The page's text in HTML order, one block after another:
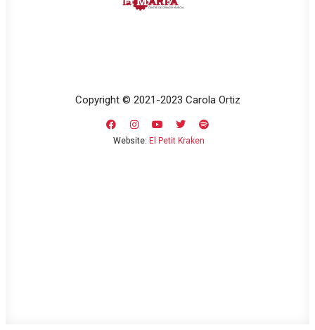
Copyright © 2021-2023 Carola Ortiz
Website: El Petit Kraken